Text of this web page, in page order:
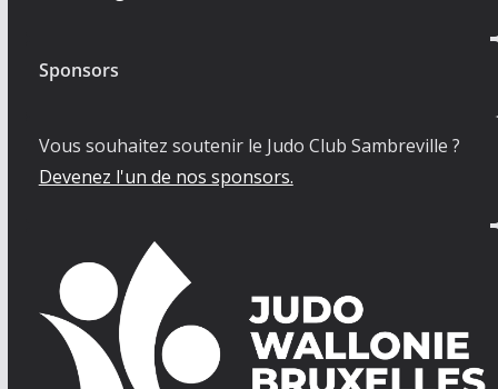
Sponsors
Vous souhaitez soutenir le Judo Club Sambreville ?
Devenez l'un de nos sponsors.